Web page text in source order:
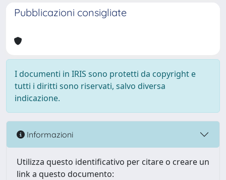
Pubblicazioni consigliate
I documenti in IRIS sono protetti da copyright e
tutti i diritti sono riservati, salvo diversa
indicazione.
Informazioni
Utilizza questo identificativo per citare o creare un
link a questo documento: